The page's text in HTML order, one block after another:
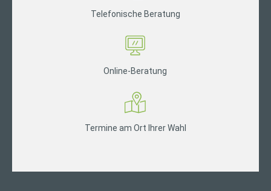
Telefonische Beratung
Online-Beratung
Termine am Ort Ihrer Wahl